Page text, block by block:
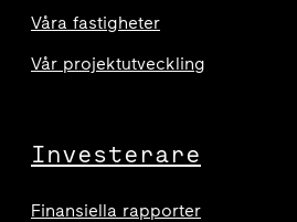
Våra fastigheter
Vår projektutveckling
Investerare
Finansiella rapporter